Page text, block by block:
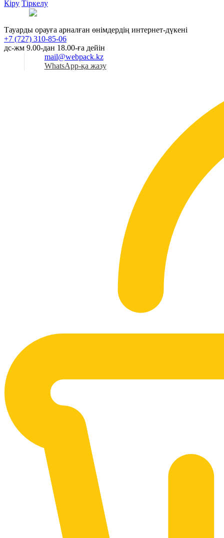
Кіру Тіркелу
Тауарды орауға арналған өнімдердің интернет-дүкені
+7 (727) 310-85-06
дс-жм 9.00-дан 18.00-ға дейін
mail@webpack.kz
WhatsApp-қа жазу